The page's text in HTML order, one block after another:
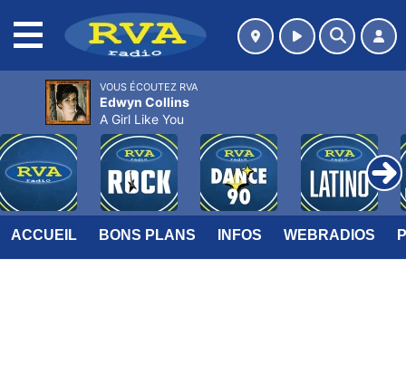
ACCUEIL BONS PLANS INFOS WEBRADIOS
VOUS ÉCOUTEZ RVA
Edwyn Collins
A Girl Like You